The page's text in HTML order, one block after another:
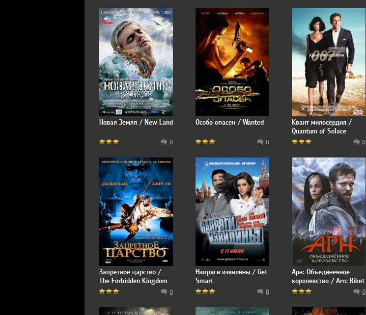
Новая Земля / New Land
0
Особо опасен / Wanted
0
Квант милосердия /
Quantum of Solace
0
Запретное царство /
The Forbidden Kingdom
0
Напряги извилины / Get
Smart
0
Арн: Объединенное
королевство / Arn: Riket
vid vägens slut
0